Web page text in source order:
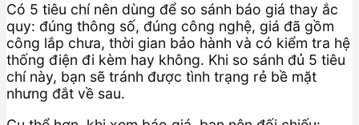
Có 5 tiêu chí nên dùng để so sánh báo giá thay ắc
quy: đúng thông số, đúng công nghệ, giá đã gồm
công lắp chưa, thời gian bảo hành và có kiểm tra hệ
thống điện đi kèm hay không. Khi so sánh đủ 5 tiêu
chí này, bạn sẽ tránh được tình trạng rẻ bề mặt
nhưng đắt về sau.